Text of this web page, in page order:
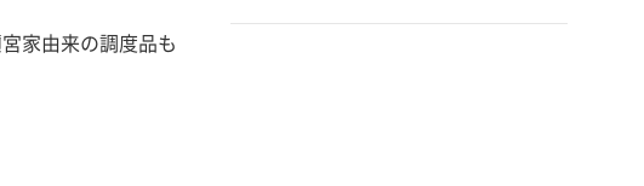
家由来の調度品も